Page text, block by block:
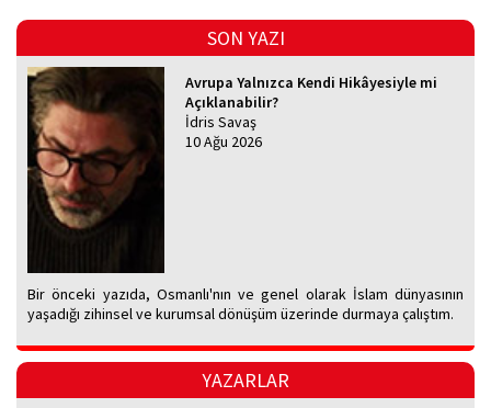
SON YAZI
Avrupa Yalnızca Kendi Hikâyesiyle mi
Açıklanabilir?
İdris Savaş
10 Ağu 2026
Bir önceki yazıda, Osmanlı'nın ve genel olarak İslam dünyasının
yaşadığı zihinsel ve kurumsal dönüşüm üzerinde durmaya çalıştım.
YAZARLAR